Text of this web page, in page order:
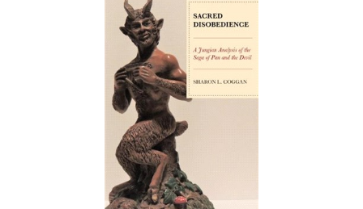
登輝時代 、 數學女孩：黎曼猜想
偉大的迷走神經